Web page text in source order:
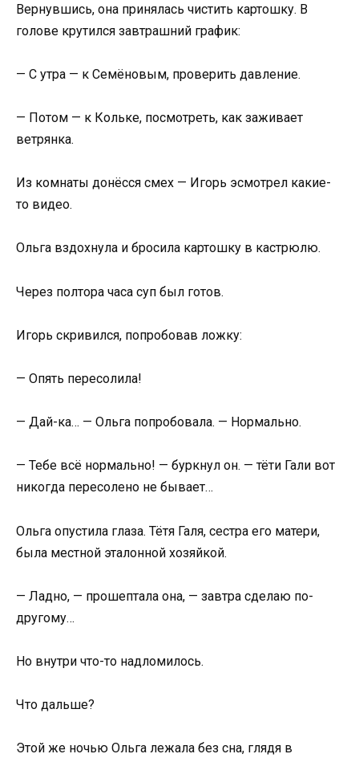
Вернувшись, она принялась чистить картошку. В
голове крутился завтрашний график:
— С утра — к Семёновым, проверить давление.
— Потом — к Кольке, посмотреть, как заживает
ветрянка.
Из комнаты донёсся смех — Игорь эсмотрел какие-
то видео.
Ольга вздохнула и бросила картошку в кастрюлю.
Через полтора часа суп был готов.
Игорь скривился, попробовав ложку:
— Опять пересолила!
— Дай-ка… — Ольга попробовала. — Нормально.
— Тебе всё нормально! — буркнул он. — тёти Гали вот
никогда пересолено не бывает…
Ольга опустила глаза. Тётя Галя, сестра его матери,
была местной эталонной хозяйкой.
— Ладно, — прошептала она, — завтра сделаю по-
другому…
Но внутри что-то надломилось.
Что дальше?
Этой же ночью Ольга лежала без сна, глядя в